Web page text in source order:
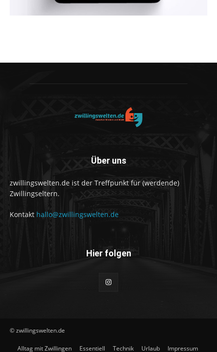
Über uns
zwillingswelten.de ist der Treffpunkt für (werdende)
Zwillingseltern.
Kontakt hallo@zwillingswelten.de
Hier folgen
© zwillingswelten.de
Alltag mit Zwillingen Essentiell Technik Urlaub Impressum